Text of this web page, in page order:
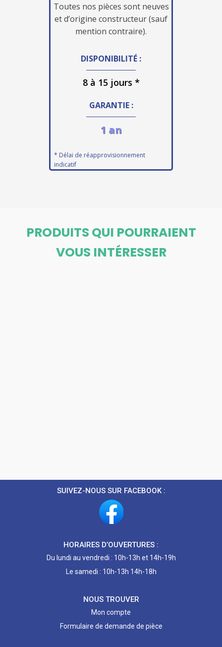
Toutes nos pièces sont neuves
et d’origine constructeur (sauf
mention contraire).
DISPONIBILITÉ :
8 à 15 jours *
GARANTIE :
1 an
* Délai de réapprovisionnement
indicatif
PRODUITS QUI POURRAIENT
VOUS INTÉRESSER
SUIVEZ-NOUS SUR FACEBOOK :
HORAIRES D’OUVERTURES :
Du lundi au vendredi : 10h-13h et 14h-19h
Le samedi : 10h-13h 14h-18h
NOUS TROUVER
Mon compte
Formulaire de demande de pièce